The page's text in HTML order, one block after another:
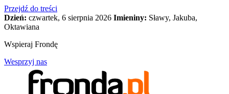
Przejdź do treści
Dzień: czwartek, 6 sierpnia 2026 Imieniny: Sławy, Jakuba,
Oktawiana
Wspieraj Frondę
Wesprzyj nas